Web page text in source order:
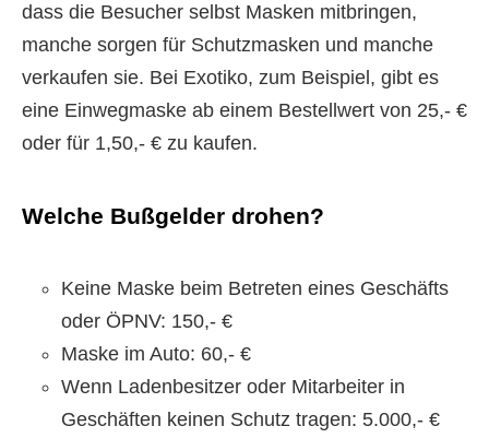
dass die Besucher selbst Masken mitbringen,
manche sorgen für Schutzmasken und manche
verkaufen sie. Bei Exotiko, zum Beispiel, gibt es
eine Einwegmaske ab einem Bestellwert von 25,- €
oder für 1,50,- € zu kaufen.
Welche Bußgelder drohen?
Keine Maske beim Betreten eines Geschäfts
oder ÖPNV: 150,- €
Maske im Auto: 60,- €
Wenn Ladenbesitzer oder Mitarbeiter in
Geschäften keinen Schutz tragen: 5.000,- €